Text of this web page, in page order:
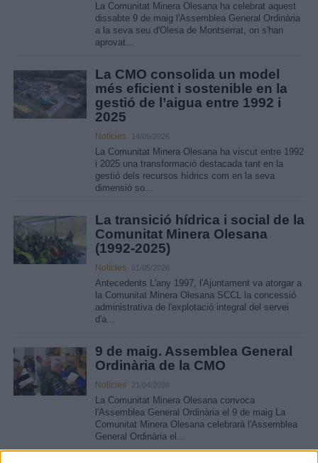
La Comunitat Minera Olesana ha celebrat aquest
dissabte 9 de maig l'Assemblea General Ordinària
a la seva seu d'Olesa de Montserrat, on s'han
aprovat...
La CMO consolida un model
més eficient i sostenible en la
gestió de l’aigua entre 1992 i
2025
Notícies 14/05/2026
La Comunitat Minera Olesana ha viscut entre 1992
i 2025 una transformació destacada tant en la
gestió dels recursos hídrics com en la seva
dimensió so...
La transició hídrica i social de la
Comunitat Minera Olesana
(1992-2025)
Notícies 01/05/2026
Antecedents L'any 1997, l'Ajuntament va atorgar a
la Comunitat Minera Olesana SCCL la concessió
administrativa de l'explotació integral del servei
d'a...
9 de maig. Assemblea General
Ordinària de la CMO
Notícies 21/04/2026
La Comunitat Minera Olesana convoca
l'Assemblea General Ordinària el 9 de maig La
Comunitat Minera Olesana celebrarà l'Assemblea
General Ordinària el...